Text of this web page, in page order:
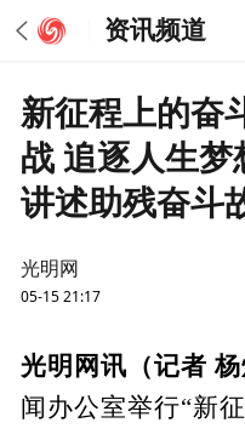
资讯频道
新征程上的奋
战 追逐人生梦
讲述助残奋斗
光明网
05-15 21:17
光明网讯（记者 杨
闻办公室举行“新